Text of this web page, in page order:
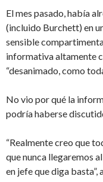
El mes pasado, había
(incluido Burchett) en
sensible
informativa altamente
“desanimado, como
No vio por qué la
podría haberse
“Realmente creo que
que nunca llegaremos
en jefe que diga basta”,